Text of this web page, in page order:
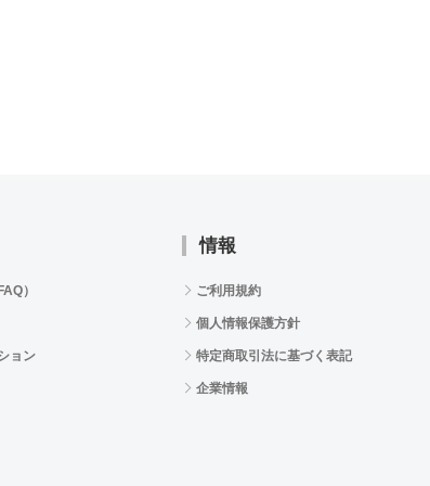
）
ョン
情報
ご利用規約
個人情報保護方針
特定商取引法に基づく表記
企業情報